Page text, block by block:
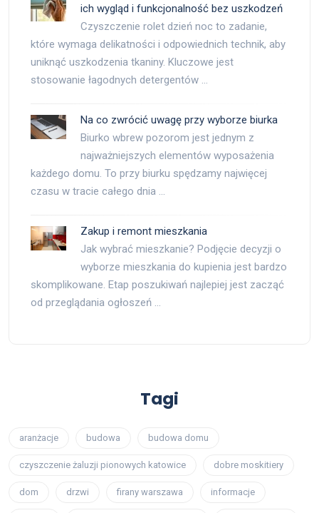
ich wygląd i funkcjonalność bez uszkodzeń
Czyszczenie rolet dzień noc to zadanie,
które wymaga delikatności i odpowiednich technik, aby
uniknąć uszkodzenia tkaniny. Kluczowe jest
stosowanie łagodnych detergentów …
Na co zwrócić uwagę przy wyborze biurka
Biurko wbrew pozorom jest jednym z
najważniejszych elementów wyposażenia
każdego domu. To przy biurku spędzamy najwięcej
czasu w tracie całego dnia …
Zakup i remont mieszkania
Jak wybrać mieszkanie? Podjęcie decyzji o
wyborze mieszkania do kupienia jest bardzo
skomplikowane. Etap poszukiwań najlepiej jest zacząć
od przeglądania ogłoszeń …
Tagi
aranżacje budowa budowa domu
czyszczenie żaluzji pionowych katowice dobre moskitiery
dom drzwi firany warszawa informacje